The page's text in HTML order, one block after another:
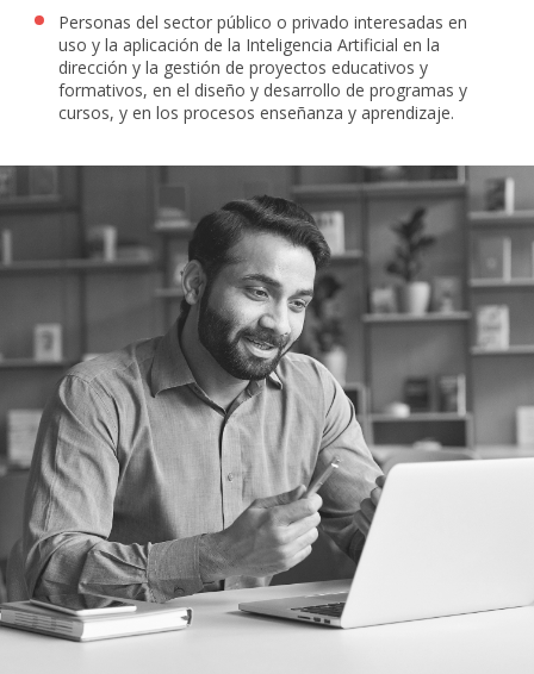
Personas del sector público o privado interesadas en
uso y la aplicación de la Inteligencia Artificial en la
dirección y la gestión de proyectos educativos y
formativos, en el diseño y desarrollo de programas y
cursos, y en los procesos enseñanza y aprendizaje.